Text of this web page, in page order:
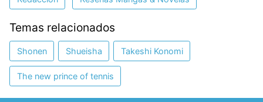
Temas relacionados
Shonen Shueisha Takeshi Konomi
The new prince of tennis